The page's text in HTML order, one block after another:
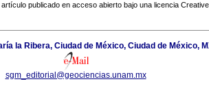
publicado en acceso abierto bajo una licencia
la Ribera, Ciudad de México, Ciudad de México,
sgm_editorial@geociencias.unam.mx